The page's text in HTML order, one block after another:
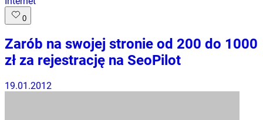
0
Zarób na swojej stronie od 200 do 1000
zł za rejestrację na SeoPilot
19.01.2012